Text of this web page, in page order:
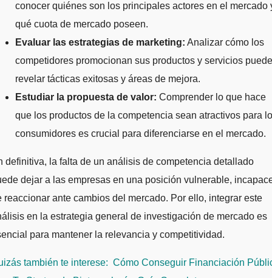
conocer quiénes son los principales actores en el mercado
qué cuota de mercado poseen.
Evaluar las estrategias de marketing: Analizar cómo los
competidores promocionan sus productos y servicios puede
revelar tácticas exitosas y áreas de mejora.
Estudiar la propuesta de valor: Comprender lo que hace
que los productos de la competencia sean atractivos para
consumidores es crucial para diferenciarse en el mercado.
definitiva, la falta de un análisis de competencia detallado
dejar a las empresas en una posición vulnerable,
reaccionar ante cambios del mercado. Por ello, integrar este
en la estrategia general de investigación de mercado es
para mantener la relevancia y competitividad.
también te interese: Cómo Conseguir Financiación